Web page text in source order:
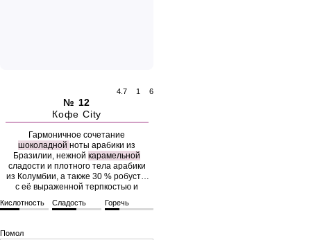
4.7 1 6
№ 12
Кофе City
Гармоничное сочетание
шоколадной ноты арабики из
Бразилии, нежной карамельной
сладости и плотного тела арабики
из Колумбии, а также 30 % робусты
с её выраженной терпкостью и
Кислотность Сладость Горечь
Помол